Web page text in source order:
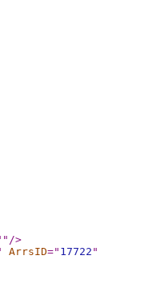
" />
ArrsID=" 17722 "